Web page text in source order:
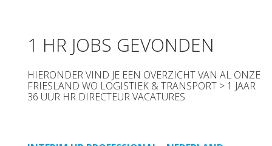
1 HR JOBS GEVONDEN
HIERONDER VIND JE EEN OVERZICHT VAN AL ONZE
FRIESLAND WO LOGISTIEK & TRANSPORT > 1 JAAR
36 UUR HR DIRECTEUR VACATURES.